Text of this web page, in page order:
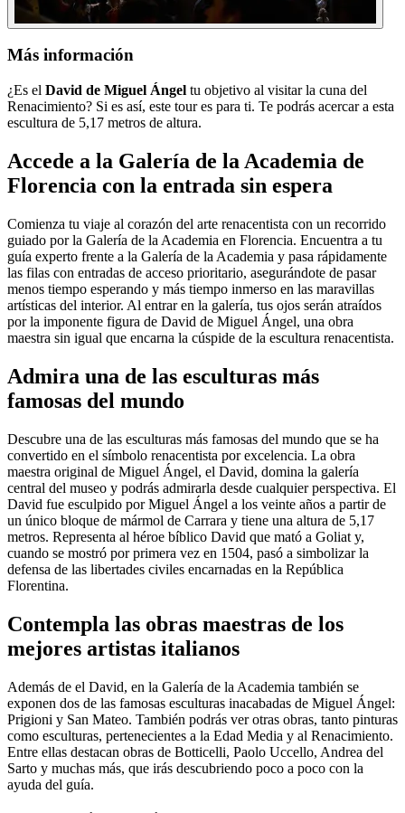
Más información
¿Es el David de Miguel Ángel tu objetivo al visitar la cuna del
Renacimiento? Si es así, este tour es para ti. Te podrás acercar a esta
escultura de 5,17 metros de altura.
Accede a la Galería de la Academia de
Florencia con la entrada sin espera
Comienza tu viaje al corazón del arte renacentista con un recorrido
guiado por la Galería de la Academia en Florencia. Encuentra a tu
guía experto frente a la Galería de la Academia y pasa rápidamente
las filas con entradas de acceso prioritario, asegurándote de pasar
menos tiempo esperando y más tiempo inmerso en las maravillas
artísticas del interior. Al entrar en la galería, tus ojos serán atraídos
por la imponente figura de David de Miguel Ángel, una obra
maestra sin igual que encarna la cúspide de la escultura renacentista.
Admira una de las esculturas más
famosas del mundo
Descubre una de las esculturas más famosas del mundo que se ha
convertido en el símbolo renacentista por excelencia. La obra
maestra original de Miguel Ángel, el David, domina la galería
central del museo y podrás admirarla desde cualquier perspectiva. El
David fue esculpido por Miguel Ángel a los veinte años a partir de
un único bloque de mármol de Carrara y tiene una altura de 5,17
metros. Representa al héroe bíblico David que mató a Goliat y,
cuando se mostró por primera vez en 1504, pasó a simbolizar la
defensa de las libertades civiles encarnadas en la República
Florentina.
Contempla las obras maestras de los
mejores artistas italianos
Además de el David, en la Galería de la Academia también se
exponen dos de las famosas esculturas inacabadas de Miguel Ángel:
Prigioni y San Mateo. También podrás ver otras obras, tanto pinturas
como esculturas, pertenecientes a la Edad Media y al Renacimiento.
Entre ellas destacan obras de Botticelli, Paolo Uccello, Andrea del
Sarto y muchas más, que irás descubriendo poco a poco con la
ayuda del guía.